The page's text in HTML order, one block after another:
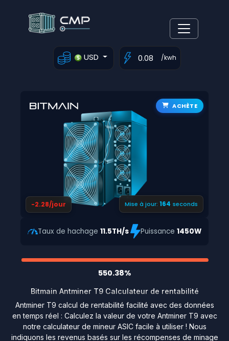
USD /kwh
ACHÈTE
-2.28/jour Mise à jour:163 seconds
Taux de hachage11.5TH/s Puissance 1450W
550.38%
Bitmain Antminer T9 Calculateur de rentabilité
Antminer T9 calcul de rentabilité facilité avec des données
en temps réel : Calculez la valeur de votre Antminer T9 avec
notre calculateur de mineur ASIC facile à utiliser ! Nous
indiquons les revenus basés sur les récompenses de minage